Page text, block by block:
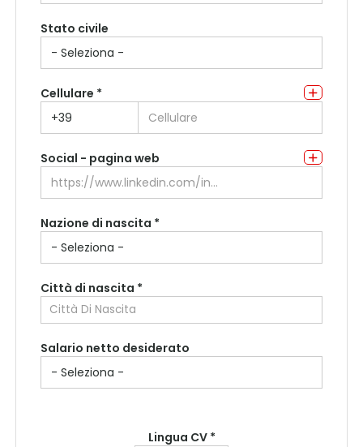
Stato civile
Cellulare *
Social - pagina web
Nazione di nascita *
Città di nascita *
Città Di Nascita
Salario netto desiderato
Lingua CV *